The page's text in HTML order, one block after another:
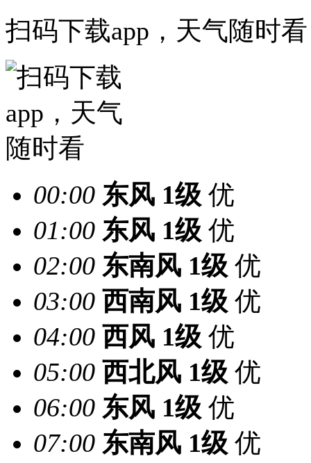
扫码下载app，天气随时看
00:00 东风 1级 优
01:00 东风 1级 优
02:00 东南风 1级 优
03:00 西南风 1级 优
04:00 西风 1级 优
05:00 西北风 1级 优
06:00 东风 1级 优
07:00 东南风 1级 优